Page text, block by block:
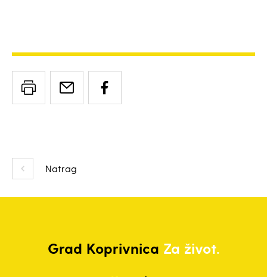
Natrag
Grad Koprivnica Za život.